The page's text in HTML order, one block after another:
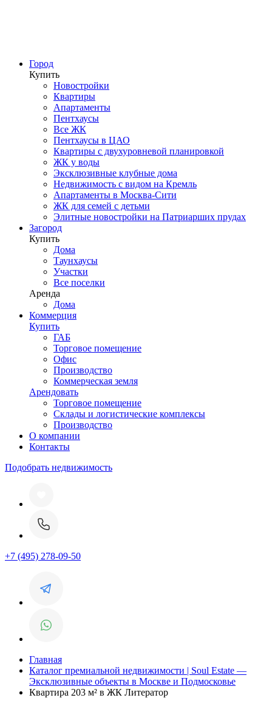
Город
Купить
Новостройки
Квартиры
Апартаменты
Пентхаусы
Все ЖК
Пентхаусы в ЦАО
Квартиры с двухуровневой планировкой
ЖК у воды
Эксклюзивные клубные дома
Недвижимость с видом на Кремль
Апартаменты в Москва-Сити
ЖК для семей с детьми
Элитные новостройки на Патриарших прудах
Загород
Купить
Дома
Таунхаусы
Участки
Все поселки
Аренда
Дома
Коммерция
Купить
ГАБ
Торговое помещение
Офис
Производство
Коммерческая земля
Арендовать
Торговое помещение
Склады и логистические комплексы
Производство
О компании
Контакты
Подобрать недвижимость
+7 (495) 278-09-50
Главная
Каталог премиальной недвижимости | Soul Estate —
Эксклюзивные объекты в Москве и Подмосковье
Квартира 203 м² в ЖК Литератор